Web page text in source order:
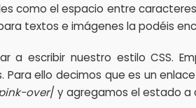
como el espacio entre
textos e imágenes la podéis
a escribir nuestro estilo CSS.
Para ello decimos que es un
over/ y agregamos el estado a